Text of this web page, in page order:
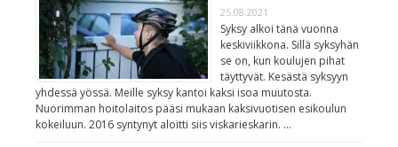
25.08.2021
Syksy alkoi tänä vuonna
keskiviikkona. Sillä syksyhän
se on, kun koulujen pihat
täyttyvät. Kesästä syksyyn
yhdessä yössä. Meille syksy kantoi kaksi isoa muutosta.
Nuorimman hoitolaitos pääsi mukaan kaksivuotisen esikoulun
kokeiluun. 2016 syntynyt aloitti siis viskarieskarin. …